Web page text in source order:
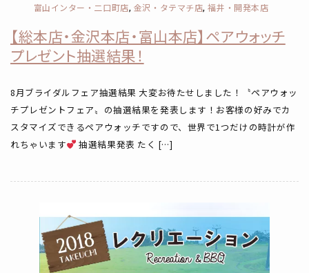
富山インター・二口町店, 金沢・タテマチ店,福井・開発本店
【総本店・金沢本店・富山本店】ペアウォッチ
プレゼント抽選結果！
8月ブライダルフェア抽選結果 大変お待たせしました！〝ペアウォッ
チプレゼントフェア〟の抽選結果を発表します！お客様の好みでカ
スタマイズできるペアウォッチですので、世界で1つだけの時計が作
れちゃいます
抽選結果発表 たく […]